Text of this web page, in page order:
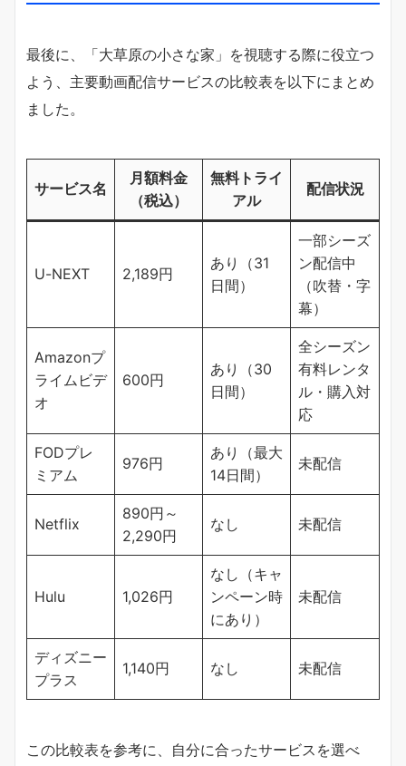
最後に、「大草原の小さな家」を視聴する際に役立つ
よう、主要動画配信サービスの比較表を以下にまとめ
ました。
サービス名
月額料金
（税込）
無料トライ
アル
配信状況
U-NEXT 2,189円
あり（31
日間）
一部シーズ
ン配信中
（吹替・字
幕）
Amazonプ
ライムビデ
オ
600円
あり（30
日間）
全シーズン
有料レンタ
ル・購入対
応
FODプレ
ミアム
976円
あり（最大
14日間）
未配信
Netflix
890円～
2,290円
なし 未配信
Hulu 1,026円
なし（キャ
ンペーン時
にあり）
未配信
ディズニー
プラス
1,140円 なし 未配信
この比較表を参考に、自分に合ったサービスを選べ